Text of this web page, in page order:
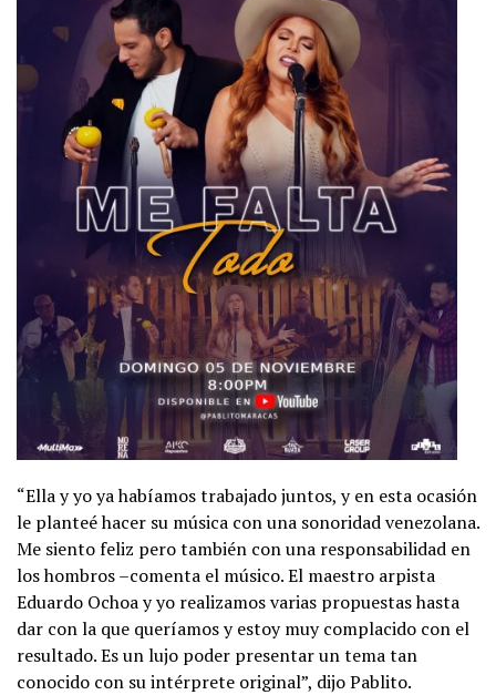
“Ella y yo ya habíamos trabajado juntos, y en esta ocasión
le planteé hacer su música con una sonoridad venezolana.
Me siento feliz pero también con una responsabilidad en
los hombros –comenta el músico. El maestro arpista
Eduardo Ochoa y yo realizamos varias propuestas hasta
dar con la que queríamos y estoy muy complacido con el
resultado. Es un lujo poder presentar un tema tan
conocido con su intérprete original”, dijo Pablito.